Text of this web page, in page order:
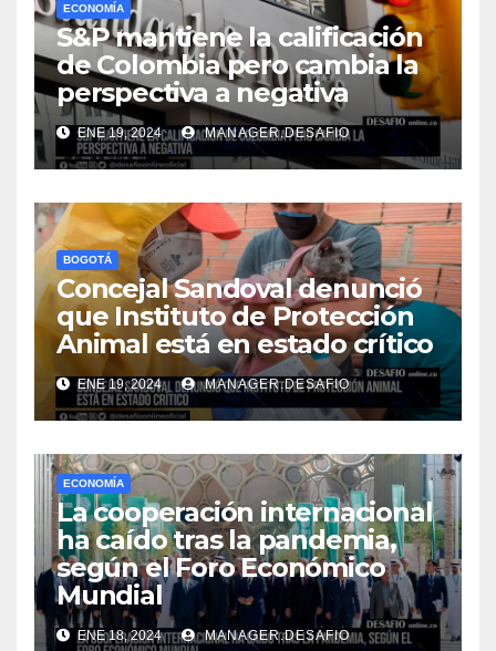
ECONOMÍA
S&P mantiene la calificación
de Colombia pero cambia la
perspectiva a negativa
ENE 19, 2024 MANAGER.DESAFIO
BOGOTÁ
Concejal Sandoval denunció
que Instituto de Protección
Animal está en estado crítico
ENE 19, 2024 MANAGER.DESAFIO
ECONOMÍA
La cooperación internacional
ha caído tras la pandemia,
según el Foro Económico
Mundial
ENE 18, 2024 MANAGER.DESAFIO